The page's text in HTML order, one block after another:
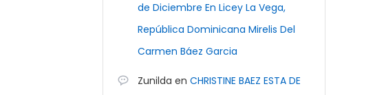
de Diciembre En Licey La Vega,
República Dominicana Mirelis Del
Carmen Báez Garcia
Zunilda en CHRISTINE BAEZ ESTA DE